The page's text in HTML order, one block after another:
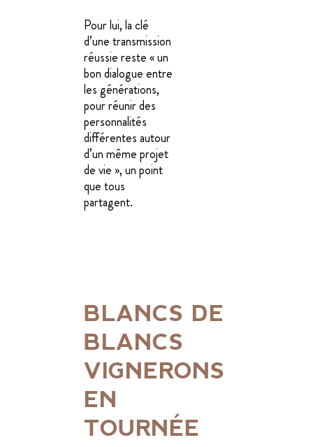
Pour lui, la clé
d’une transmission
réussie reste « un
bon dialogue entre
les générations,
pour réunir des
personnalités
différentes autour
d’un même projet
de vie », un point
que tous
partagent.
BLANCS DE
BLANCS
VIGNERONS
EN
TOURNÉE